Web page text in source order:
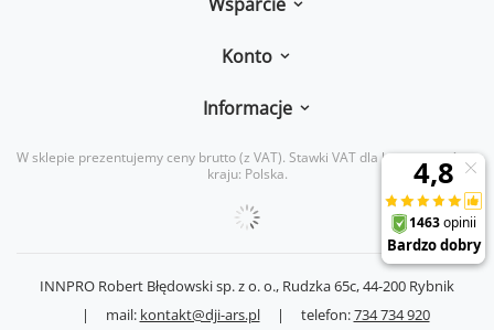
Konto
Informacje
W sklepie prezentujemy ceny brutto (z VAT). Stawki VAT dla konsumentów z
kraju: Polska.
INNPRO Robert Błędowski sp. z o. o., Rudzka 65c,44-200 Rybnik
|
mail: kontakt@dji-ars.pl | telefon:734 734 920